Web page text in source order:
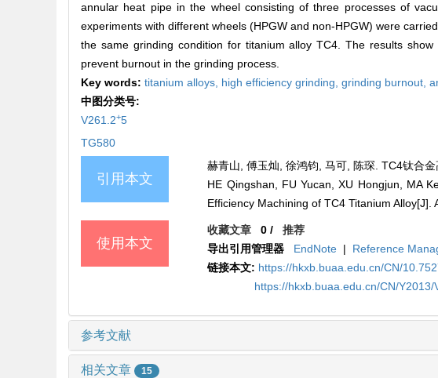
annular heat pipe in the wheel consisting of three processes of
experiments with different wheels (HPGW and non-HPGW) were
the same grinding condition for titanium alloy TC4. The results
prevent burnout in the grinding process.
Key words: titanium alloys, high efficiency grinding, grinding burnout,
中图分类号:
V261.2+5
TG580
引用本文
赫青山, 傅玉灿, 徐鸿钧, 马可, 陈琛. TC4钛合
HE Qingshan, FU Yucan, XU Hongjun, MA
Efficiency Machining of TC4 Titanium Alloy[J].
使用本文
收藏文章 0 /推荐
导出引用管理器
EndNote | Reference
链接本文: https://hkxb.buaa.edu.cn/CN/
https://hkxb.buaa.edu.cn/CN/Y2013/
参考文献
相关文章 15